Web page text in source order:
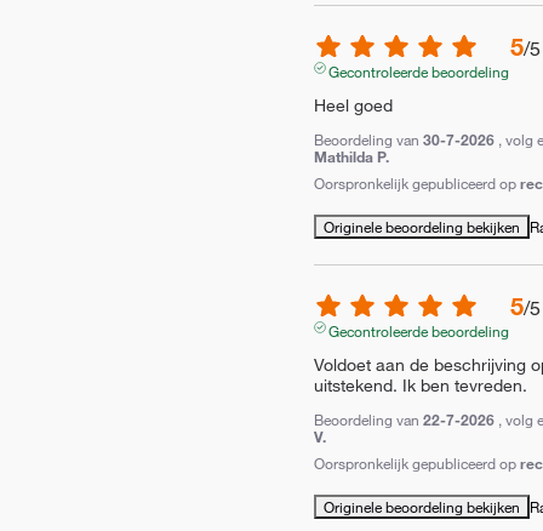
5/5
Gecontroleerde beoordeling
Heel goed
Beoordeling van 30-7-2026 , volg
Mathilda P.
Oorspronkelijk gepubliceerd op
Originele beoordeling bekijken
5/5
Gecontroleerde beoordeling
Voldoet aan de beschrijving
uitstekend. Ik ben tevreden.
Beoordeling van 22-7-2026 , volg
V.
Oorspronkelijk gepubliceerd op
Originele beoordeling bekijken